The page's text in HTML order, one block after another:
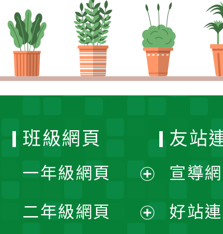
班級網頁
一年級網頁
開
二年級網頁
友站
宣導
好站